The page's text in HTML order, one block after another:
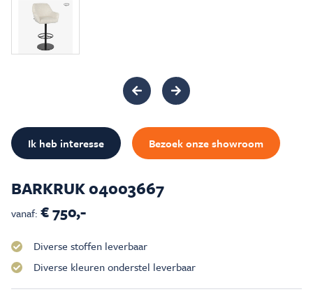
Inspiratie & Advies
BARKRUK 04003667
vanaf: € 750,-
Diverse stoffen leverbaar
Diverse kleuren onderstel leverbaar
Ik heb interesse Bezoek onze showroom